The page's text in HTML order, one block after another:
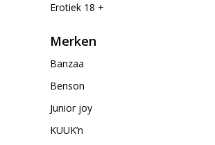
Erotiek 18 +
Merken
Banzaa
Benson
Junior joy
KUUK’n